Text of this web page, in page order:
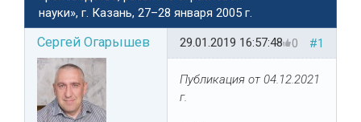
науки», г. Казань, 27–28 января 2005 г.
Сергей Огарышев #1
0
29.01.2019 16:57:48
Публикация от 04.12.2021
г.